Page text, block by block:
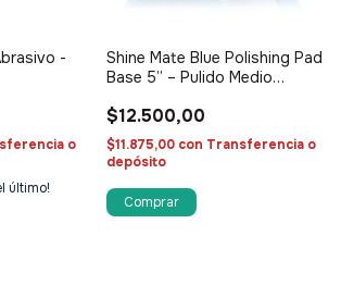
-
o
último!
Shine Mate Blue Polishing Pad
Base 5” – Pulido Medio
$12.500,00
$11.875,00 con Transferencia o
depósito